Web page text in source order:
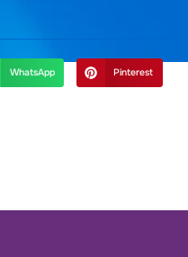
WhatsApp Pinterest